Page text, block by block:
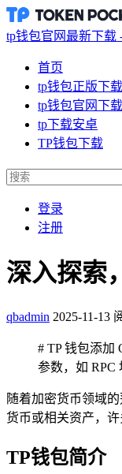
tp钱包官网最新下载
首页
tp钱包正版下载
tp钱包官网下载
tp下载安卓
TP钱包下载
登录
注册
深入探索
qbadmin 2025-11-13
# TP 钱包添加
参数，如 RPC
随着加密货币领域
货币或相关资产，
TP钱包简介